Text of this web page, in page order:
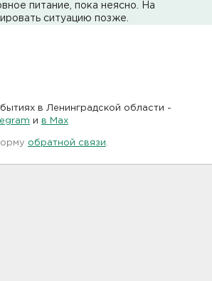
питание, пока неясно. На
ситуацию позже.
в Ленинградской области -
и в Maх
обратной связи